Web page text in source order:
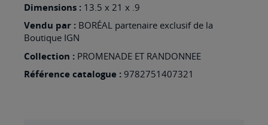
TRACES
LA
Dimensions : 13.5 x 21 x .9
Vendu par : BORÉAL partenaire exclusif de la
Boutique IGN
Collection : PROMENADE ET RANDONNEE
Référence catalogue : 9782751407321